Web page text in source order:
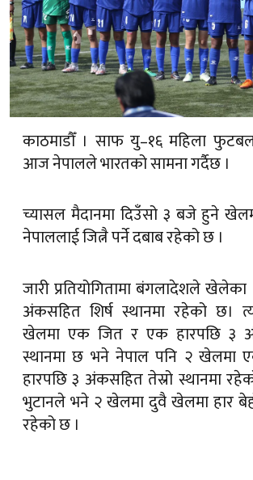
काठमाडौँ । साफ यु–१६ महिला फुटबल
आज नेपालले भारतको सामना गर्दैछ ।
च्यासल मैदानमा दिउँसो ३ बजे हुने
नेपाललाई जित्नै पर्ने दबाब रहेको छ ।
जारी प्रतियोगितामा बंगलादेशले
अंकसहित शिर्ष स्थानमा रहेको छ।
खेलमा एक जित र एक हारपछि ३
स्थानमा छ भने नेपाल पनि २ खेलमा
हारपछि ३ अंकसहित तेस्रो स्थानमा
भुटानले भने २ खेलमा दुवै खेलमा हार
रहेको छ ।